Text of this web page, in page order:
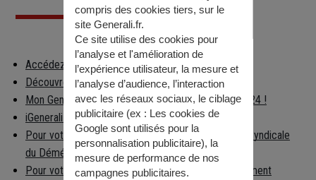
Accédez à votre espace client
Découvrez les applications Generali
Mon Generali : en relation avec votre assureur 24h/24 !
iGenerali : votre épargne dans votre poche !
Pour votre déménagement, consultez la Chambre Syndicale
du Déménagement
Pour votre déménagement, déclarez votre changement
compris des cookies tiers, sur le
site Generali.fr.
Ce site utilise des cookies pour
l’analyse et l'amélioration de
l’expérience utilisateur, la mesure et
l’analyse d’audience, l’interaction
avec les réseaux sociaux, le ciblage
publicitaire (ex : Les cookies de
Google sont utilisés pour la
personnalisation publicitaire), la
mesure de performance de nos
campagnes publicitaires.